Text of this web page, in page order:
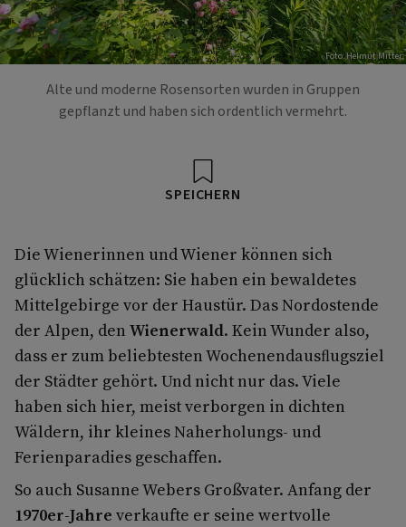
Foto: Helmut Mitter
Alte und moderne Rosensorten wurden in Gruppen
gepflanzt und haben sich ordentlich vermehrt.
SPEICHERN
Die Wienerinnen und Wiener können sich
glücklich schätzen: Sie haben ein bewaldetes
Mittelgebirge vor der Haustür. Das Nordostende
der Alpen, den Wienerwald. Kein Wunder also,
dass er zum beliebtesten Wochenendausﬂugsziel
der Städter gehört. Und nicht nur das. Viele
haben sich hier, meist verborgen in dichten
Wäldern, ihr kleines Naherholungs- und
Ferienparadies geschaffen.
So auch Susanne Webers Großvater. Anfang der
1970er-Jahre verkaufte er seine wertvolle